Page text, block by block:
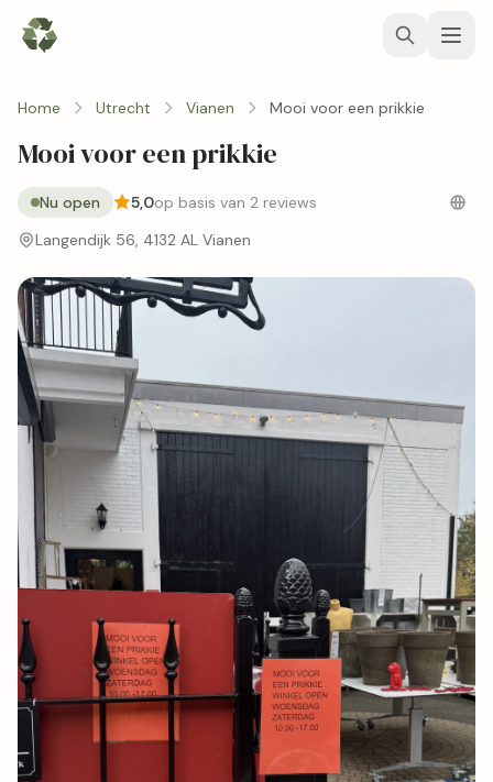
Home Utrecht Vianen Mooi voor een prikkie
Mooi voor een prikkie
Nu open 5,0op basis van 2 reviews
Langendijk 56, 4132 AL Vianen